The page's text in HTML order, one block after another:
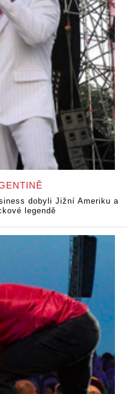
dobyli Jižní Ameriku a
legendě